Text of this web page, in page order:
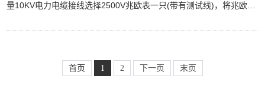
量10KV电力电缆接线选择2500V兆欧表一只(带有测试线)，将兆欧表
首页 1 2 下一页 末页